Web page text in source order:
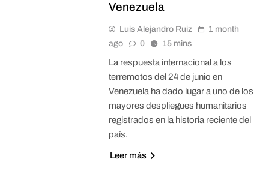
Venezuela
Luis Alejandro Ruiz
1 month
ago
0 15 mins
La respuesta internacional a los
terremotos del 24 de junio en
Venezuela ha dado lugar a uno de los
mayores despliegues humanitarios
registrados en la historia reciente del
país.
Leer más